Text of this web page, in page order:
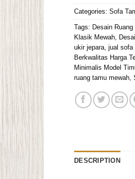
Categories: Sofa
Tags: Desain
Klasik Mewah
ukir jepara jual sofa
Berkwalitas Harga
Minimalis Model
ruang tamu mewah
DESCRIPTION